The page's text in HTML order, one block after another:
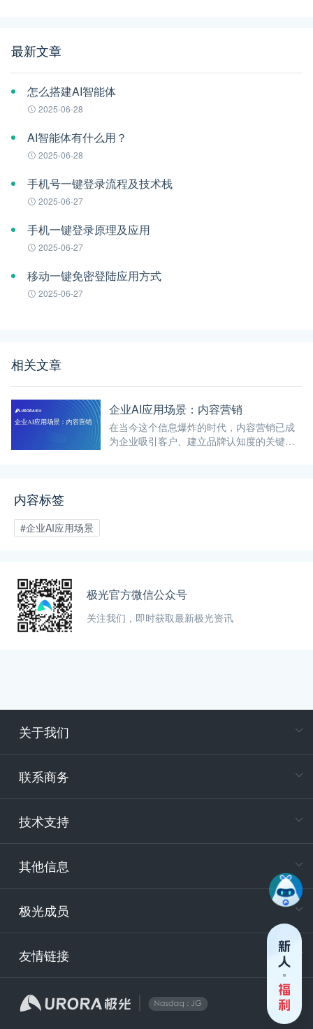
最新文章
怎么搭建AI智能体
2025-06-28
AI智能体有什么用？
2025-06-28
手机号一键登录流程及技术栈
2025-06-27
手机一键登录原理及应用
2025-06-27
移动一键免密登陆应用方式
2025-06-27
相关文章
企业AI应用场景：内容营销
在当今这个信息爆炸的时代，内容营销已成
为企业吸引客户、建立品牌认知度的关键手
内容标签
#企业AI应用场景
极光官方微信公众号
关注我们，即时获取最新极光资讯
关于我们
联系商务
技术支持
其他信息
极光成员
友情链接
电
400-
技
安
企